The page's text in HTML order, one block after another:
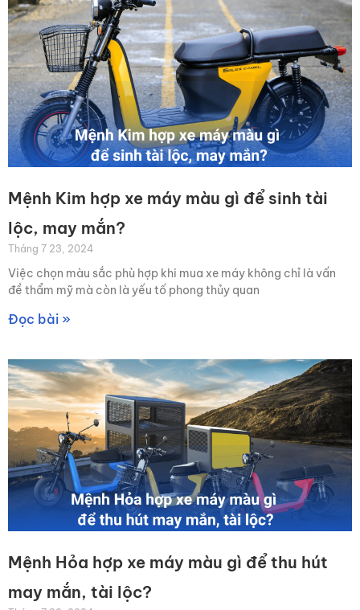
Mệnh Kim hợp xe máy màu gì để sinh tài
lộc, may mắn?
Tháng 7 23, 2024
Việc chọn màu sắc phù hợp khi mua xe máy không chỉ là vấn
đề thẩm mỹ mà còn là yếu tố phong thủy quan
Đọc bài »
Mệnh Hỏa hợp xe máy màu gì để thu hút
may mắn, tài lộc?